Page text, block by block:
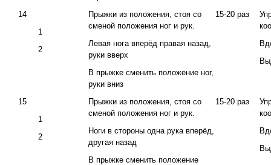
14
1
2
Прыжки из положения, стоя со
сменой положения ног и рук.
Левая нога вперёд правая назад,
руки вверх
В прыжке сменить положение ног,
руки вниз
15-20 раз
15
1
2
Прыжки из положения, стоя со
сменой положения ног и рук.
Ноги в стороны одна рука вперёд,
другая назад
В прыжке сменить положение
15-20 раз